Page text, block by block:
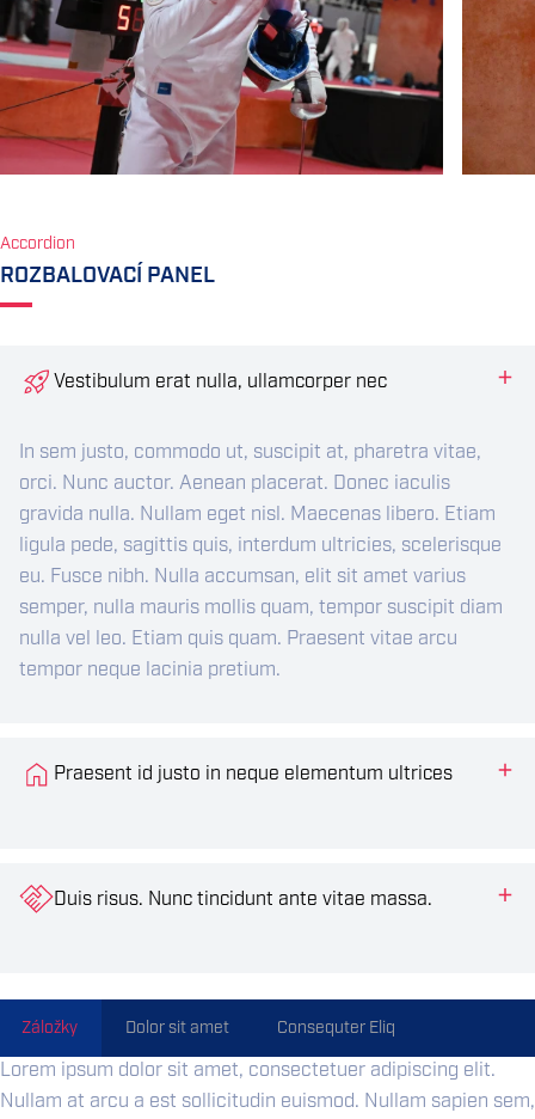
Accordion
ROZBALOVACÍ PANEL
Vestibulum erat nulla, ullamcorper nec
In sem justo, commodo ut, suscipit at, pharetra vitae,
orci. Nunc auctor. Aenean placerat. Donec iaculis
gravida nulla. Nullam eget nisl. Maecenas libero. Etiam
ligula pede, sagittis quis, interdum ultricies, scelerisque
eu. Fusce nibh. Nulla accumsan, elit sit amet varius
semper, nulla mauris mollis quam, tempor suscipit diam
nulla vel leo. Etiam quis quam. Praesent vitae arcu
tempor neque lacinia pretium.
Praesent id justo in neque elementum ultrices
Duis risus. Nunc tincidunt ante vitae massa.
Záložky Dolor sit amet Consequter Eliq
Lorem ipsum dolor sit amet, consectetuer adipiscing elit.
Nullam at arcu a est sollicitudin euismod. Nullam sapien sem,